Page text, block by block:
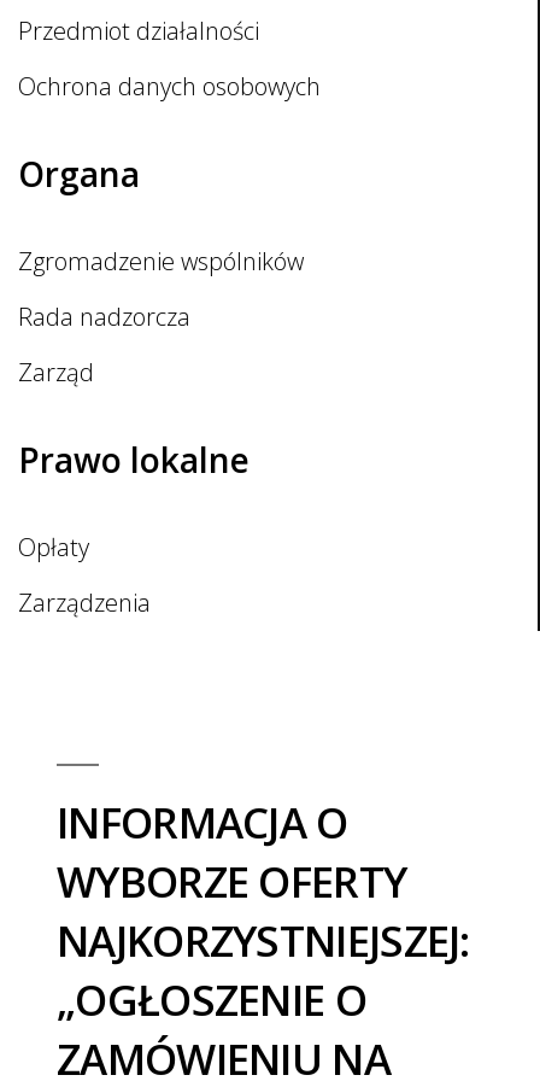
Przedmiot działalności
Ochrona danych osobowych
Organa
Zgromadzenie wspólników
Rada nadzorcza
Zarząd
Prawo lokalne
Opłaty
Zarządzenia
INFORMACJA O
WYBORZE OFERTY
NAJKORZYSTNIEJSZEJ:
„OGŁOSZENIE O
ZAMÓWIENIU NA